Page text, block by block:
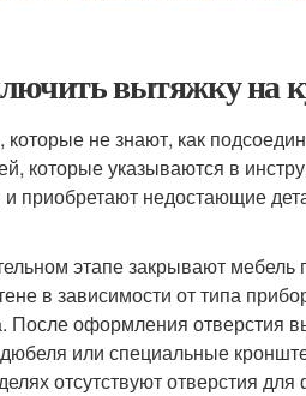
вытяжку на
которые не знают, как
которые указываются в
приобретают недостающие
этапе закрывают
в зависимости от типа
После оформления отверстия
или специальные
отсутствуют отверстия